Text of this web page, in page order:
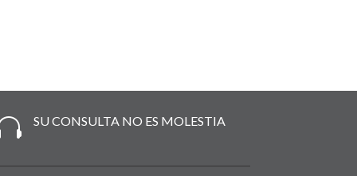
SU CONSULTA NO ES MOLESTIA